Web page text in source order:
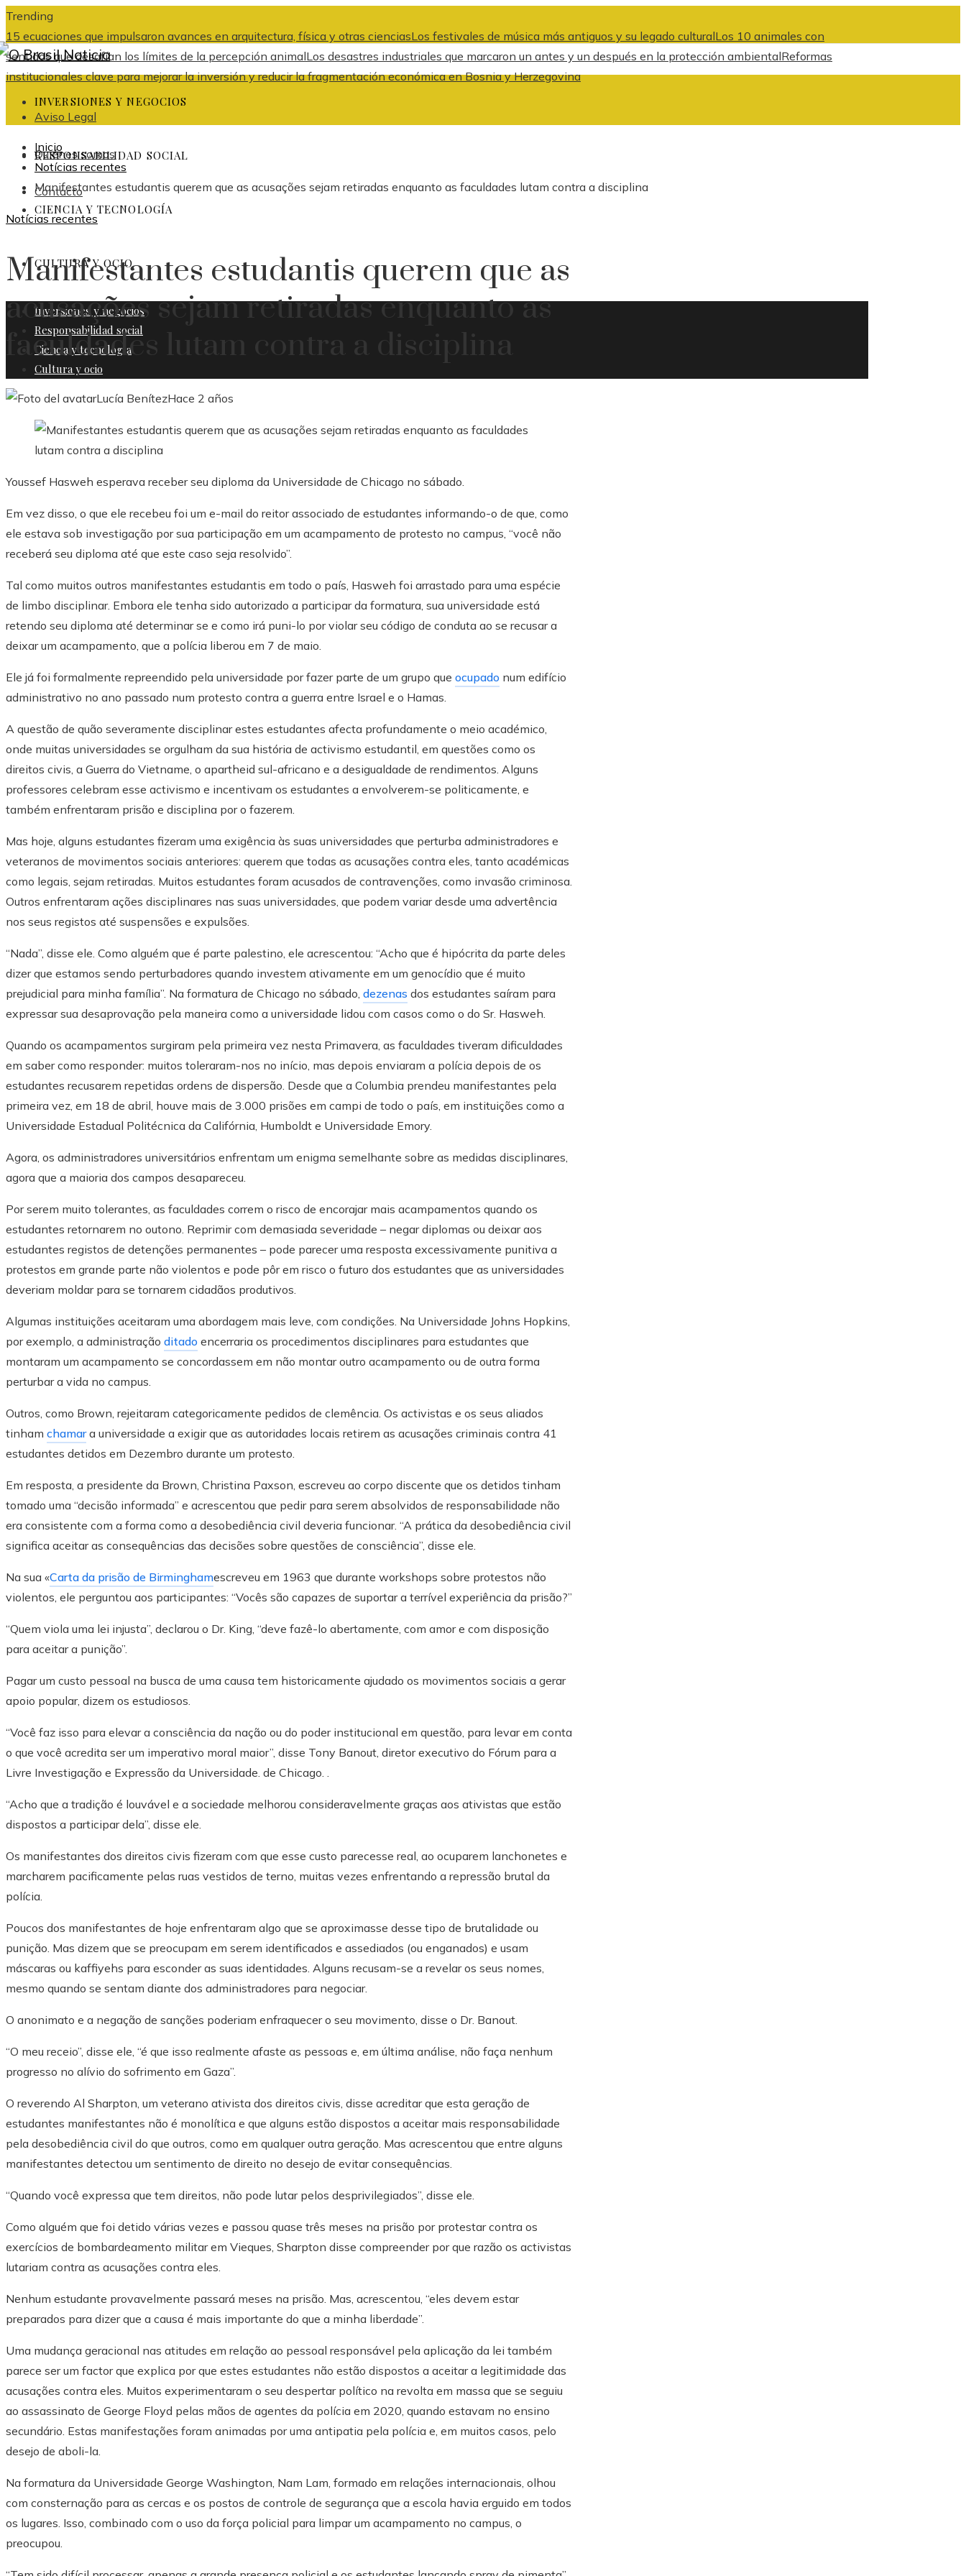
Trending
15 ecuaciones que impulsaron avances en arquitectura, física y otras cienciasLos festivales de música más antiguos y su legado culturalLos 10 animales con
sentidos que desafían los límites de la percepción animalLos desastres industriales que marcaron un antes y un después en la protección ambientalReformas
institucionales clave para mejorar la inversión y reducir la fragmentación económica en Bosnia y Herzegovina
Aviso Legal
Quiénes somos
Contacto
INVERSIONES Y NEGOCIOS
RESPONSABILIDAD SOCIAL
CIENCIA Y TECNOLOGÍA
CULTURA Y OCIO
Inversiones y negocios
Responsabilidad social
Ciencia y tecnología
Cultura y ocio
Inicio
Notícias recentes
Manifestantes estudantis querem que as acusações sejam retiradas enquanto as faculdades lutam contra a disciplina
Notícias recentes
Manifestantes estudantis querem que as
acusações sejam retiradas enquanto as
faculdades lutam contra a disciplina
Lucía BenítezHace 2 años
Youssef Hasweh esperava receber seu diploma da Universidade de Chicago no sábado.
Em vez disso, o que ele recebeu foi um e-mail do reitor associado de estudantes informando-o de que, como
ele estava sob investigação por sua participação em um acampamento de protesto no campus, “você não
receberá seu diploma até que este caso seja resolvido”.
Tal como muitos outros manifestantes estudantis em todo o país, Hasweh foi arrastado para uma espécie
de limbo disciplinar. Embora ele tenha sido autorizado a participar da formatura, sua universidade está
retendo seu diploma até determinar se e como irá puni-lo por violar seu código de conduta ao se recusar a
deixar um acampamento, que a polícia liberou em 7 de maio.
Ele já foi formalmente repreendido pela universidade por fazer parte de um grupo que ocupado num edifício
administrativo no ano passado num protesto contra a guerra entre Israel e o Hamas.
A questão de quão severamente disciplinar estes estudantes afecta profundamente o meio académico,
onde muitas universidades se orgulham da sua história de activismo estudantil, em questões como os
direitos civis, a Guerra do Vietname, o apartheid sul-africano e a desigualdade de rendimentos. Alguns
professores celebram esse activismo e incentivam os estudantes a envolverem-se politicamente, e
também enfrentaram prisão e disciplina por o fazerem.
Mas hoje, alguns estudantes fizeram uma exigência às suas universidades que perturba administradores e
veteranos de movimentos sociais anteriores: querem que todas as acusações contra eles, tanto académicas
como legais, sejam retiradas. Muitos estudantes foram acusados ​​de contravenções, como invasão criminosa.
Outros enfrentaram ações disciplinares nas suas universidades, que podem variar desde uma advertência
nos seus registos até suspensões e expulsões.
“Nada”, disse ele. Como alguém que é parte palestino, ele acrescentou: “Acho que é hipócrita da parte deles
dizer que estamos sendo perturbadores quando investem ativamente em um genocídio que é muito
prejudicial para minha família”. Na formatura de Chicago no sábado, dezenas dos estudantes saíram para
expressar sua desaprovação pela maneira como a universidade lidou com casos como o do Sr. Hasweh.
Quando os acampamentos surgiram pela primeira vez nesta Primavera, as faculdades tiveram dificuldades
em saber como responder: muitos toleraram-nos no início, mas depois enviaram a polícia depois de os
estudantes recusarem repetidas ordens de dispersão. Desde que a Columbia prendeu manifestantes pela
primeira vez, em 18 de abril, houve mais de 3.000 prisões em campi de todo o país, em instituições como a
Universidade Estadual Politécnica da Califórnia, Humboldt e Universidade Emory.
Agora, os administradores universitários enfrentam um enigma semelhante sobre as medidas disciplinares,
agora que a maioria dos campos desapareceu.
Por serem muito tolerantes, as faculdades correm o risco de encorajar mais acampamentos quando os
estudantes retornarem no outono. Reprimir com demasiada severidade – negar diplomas ou deixar aos
estudantes registos de detenções permanentes – pode parecer uma resposta excessivamente punitiva a
protestos em grande parte não violentos e pode pôr em risco o futuro dos estudantes que as universidades
deveriam moldar para se tornarem cidadãos produtivos.
Algumas instituições aceitaram uma abordagem mais leve, com condições. Na Universidade Johns Hopkins,
por exemplo, a administração ditado encerraria os procedimentos disciplinares para estudantes que
montaram um acampamento se concordassem em não montar outro acampamento ou de outra forma
perturbar a vida no campus.
Outros, como Brown, rejeitaram categoricamente pedidos de clemência. Os activistas e os seus aliados
tinham chamara universidade a exigir que as autoridades locais retirem as acusações criminais contra 41
estudantes detidos em Dezembro durante um protesto.
Em resposta, a presidente da Brown, Christina Paxson, escreveu ao corpo discente que os detidos tinham
tomado uma “decisão informada” e acrescentou que pedir para serem absolvidos de responsabilidade não
era consistente com a forma como a desobediência civil deveria funcionar. “A prática da desobediência civil
significa aceitar as consequências das decisões sobre questões de consciência”, disse ele.
Na sua «Carta da prisão de Birminghamescreveu em 1963 que durante workshops sobre protestos não
violentos, ele perguntou aos participantes: “Vocês são capazes de suportar a terrível experiência da prisão?”
“Quem viola uma lei injusta”, declarou o Dr. King, “deve fazê-lo abertamente, com amor e com disposição
para aceitar a punição”.
Pagar um custo pessoal na busca de uma causa tem historicamente ajudado os movimentos sociais a gerar
apoio popular, dizem os estudiosos.
“Você faz isso para elevar a consciência da nação ou do poder institucional em questão, para levar em conta
o que você acredita ser um imperativo moral maior”, disse Tony Banout, diretor executivo do Fórum para a
Livre Investigação e Expressão da Universidade. de Chicago. .
“Acho que a tradição é louvável e a sociedade melhorou consideravelmente graças aos ativistas que estão
dispostos a participar dela”, disse ele.
Os manifestantes dos direitos civis fizeram com que esse custo parecesse real, ao ocuparem lanchonetes e
marcharem pacificamente pelas ruas vestidos de terno, muitas vezes enfrentando a repressão brutal da
polícia.
Poucos dos manifestantes de hoje enfrentaram algo que se aproximasse desse tipo de brutalidade ou
punição. Mas dizem que se preocupam em serem identificados e assediados (ou enganados) e usam
máscaras ou kaffiyehs para esconder as suas identidades. Alguns recusam-se a revelar os seus nomes,
mesmo quando se sentam diante dos administradores para negociar.
O anonimato e a negação de sanções poderiam enfraquecer o seu movimento, disse o Dr. Banout.
“O meu receio”, disse ele, “é que isso realmente afaste as pessoas e, em última análise, não faça nenhum
progresso no alívio do sofrimento em Gaza”.
O reverendo Al Sharpton, um veterano ativista dos direitos civis, disse acreditar que esta geração de
estudantes manifestantes não é monolítica e que alguns estão dispostos a aceitar mais responsabilidade
pela desobediência civil do que outros, como em qualquer outra geração. Mas acrescentou que entre alguns
manifestantes detectou um sentimento de direito no desejo de evitar consequências.
“Quando você expressa que tem direitos, não pode lutar pelos desprivilegiados”, disse ele.
Como alguém que foi detido várias vezes e passou quase três meses na prisão por protestar contra os
exercícios de bombardeamento militar em Vieques, Sharpton disse compreender por que razão os activistas
lutariam contra as acusações contra eles.
Nenhum estudante provavelmente passará meses na prisão. Mas, acrescentou, “eles devem estar
preparados para dizer que a causa é mais importante do que a minha liberdade”.
Uma mudança geracional nas atitudes em relação ao pessoal responsável pela aplicação da lei também
parece ser um factor que explica por que estes estudantes não estão dispostos a aceitar a legitimidade das
acusações contra eles. Muitos experimentaram o seu despertar político na revolta em massa que se seguiu
ao assassinato de George Floyd pelas mãos de agentes da polícia em 2020, quando estavam no ensino
secundário. Estas manifestações foram animadas por uma antipatia pela polícia e, em muitos casos, pelo
desejo de aboli-la.
Na formatura da Universidade George Washington, Nam Lam, formado em relações internacionais, olhou
com consternação para as cercas e os postos de controle de segurança que a escola havia erguido em todos
os lugares. Isso, combinado com o uso da força policial para limpar um acampamento no campus, o
preocupou.